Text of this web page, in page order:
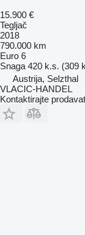
15.900 €
Tegljač
2018
790.000 km
Euro 6
Snaga 420 k.s. (309
Austrija, Selzthal
VLACIC-HANDEL
Kontaktirajte